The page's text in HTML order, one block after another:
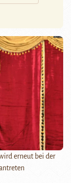
erneut bei der